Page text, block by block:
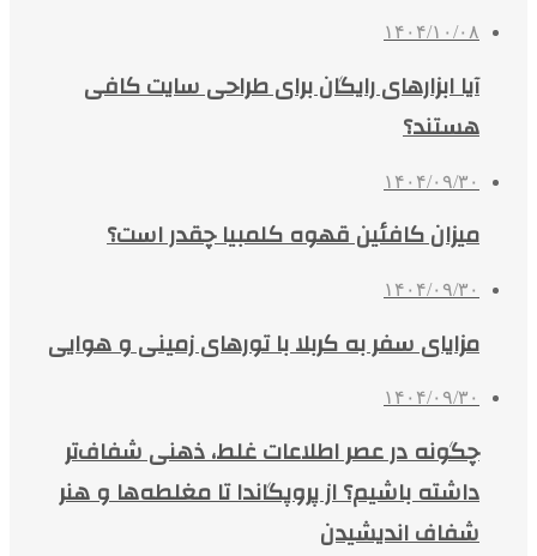
۱۴۰۴/۱۰/۰۸
آیا ابزارهای رایگان برای طراحی سایت کافی
هستند؟
۱۴۰۴/۰۹/۳۰
میزان کافئین قهوه کلمبیا چقدر است؟
۱۴۰۴/۰۹/۳۰
مزایای سفر به کربلا با تورهای زمینی و هوایی
۱۴۰۴/۰۹/۳۰
چگونه در عصر اطلاعات غلط، ذهنی شفاف‌تر
داشته باشیم؟ از پروپگاندا تا مغلطه‌ها و هنر
شفاف اندیشیدن